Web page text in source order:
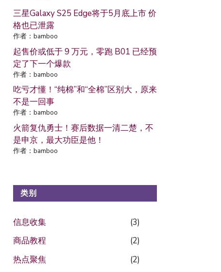
三星Galaxy S25 Edge将于5月底上市 价
格也已泄露
作者：bamboo
起售价或低于 9 万元，零跑 B01 已经预
定了下一个爆款
作者：bamboo
吃亏才懂！“纯棉”和“全棉”区别大，原来
不是一回事
作者：bamboo
火箭复仇勇士！赛后数据一清二楚，不
是申京，最大功臣是他！
作者：bamboo
类别
信息收集
(3)
商品教程
(2)
热点聚焦
(2)